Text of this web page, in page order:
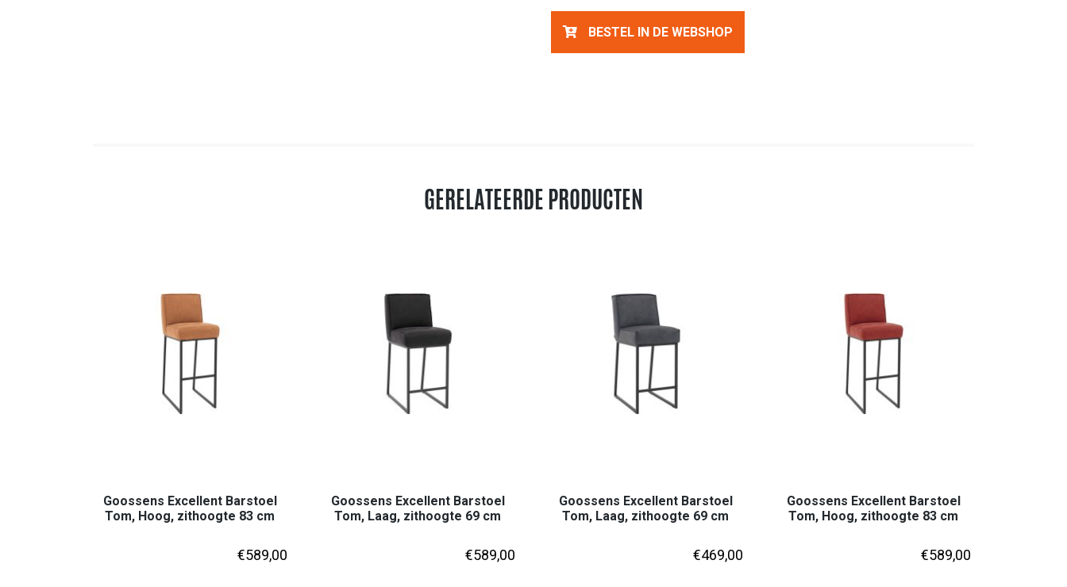
BESTEL IN DE WEBSHOP
GERELATEERDE PRODUCTEN
Goossens Excellent Barstoel
Tom, Hoog, zithoogte 83 cm
€589,00
Goossens Excellent Barstoel
Tom, Laag, zithoogte 69 cm
€589,00
Goossens Excellent Barstoel
Tom, Laag, zithoogte 69 cm
€469,00
Goossens Excellent Barstoel
Tom, Hoog, zithoogte 83 cm
€589,00